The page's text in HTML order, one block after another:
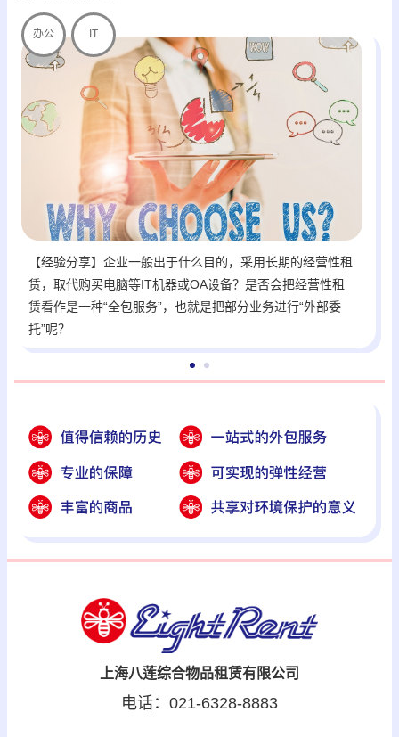
办公 IT
【经验分享】企业一般出于什么目的，采用长期的经营性租
赁，取代购买电脑等IT机器或OA设备？是否会把经营性租
赁看作是一种“全包服务”，也就是把部分业务进行“外部委
托”呢？
上海八莲综合物品租赁有限公司
电话：021-6328-8883